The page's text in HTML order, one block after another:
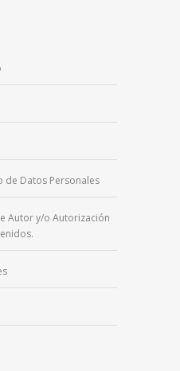
de Datos Personales
Autor y/o Autorización